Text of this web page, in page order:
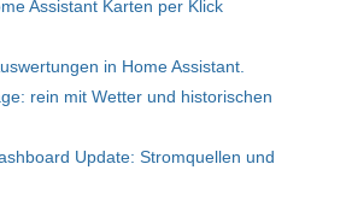
Assistant Karten per Klick
in Home Assistant.
rein mit Wetter und historischen
Update: Stromquellen und